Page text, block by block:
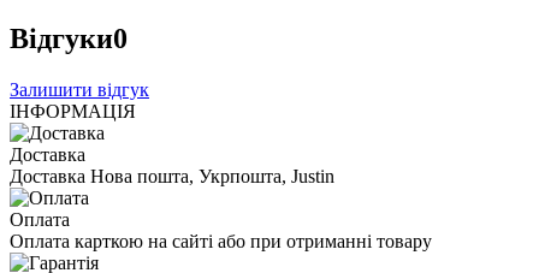
Відгуки0
Залишити відгук
ІНФОРМАЦІЯ
Доставка
Доставка Нова пошта, Укрпошта, Justin
Оплата
Оплата карткою на сайті або при отриманні товару